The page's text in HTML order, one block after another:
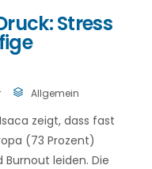
Stress
Allgemein
zeigt, dass fast
(73 Prozent)
leiden. Die